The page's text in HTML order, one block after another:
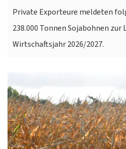
Private Exporteure meldeten
238.000 Tonnen Sojabohnen zur
Wirtschaftsjahr 2026/2027.